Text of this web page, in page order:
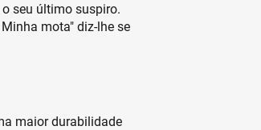
seu último suspiro.
mota" diz-lhe se
maior durabilidade